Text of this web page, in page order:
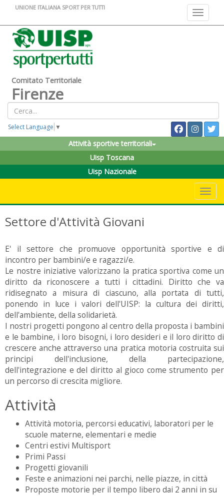
Toggle
UNIONE ITALIANA SPORT PER TUTTI
Comitato Territoriale
Firenze
Select Language ▼
Attività sportive territoriali
Uisp Toscana
Uisp Nazionale
Settore d'Attività Giovani
E' il settore che promuove opportunità sportive e di
incontro per bambini/e e ragazzi/e.
Le nostre iniziative valorizzano la pratica sportiva come un
diritto da riconoscere a tutti i cittadini. Diritto che va
ridisegnato a misura di ciascuno, alla portata di tutti,
ponendo in luce i valori dell'UISP: la cultura dei diritti,
dell'ambiente, della solidarietà.
I nostri progetti pongono al centro della proposta i bambini
e le bambine, i loro bisogni, i loro desideri e il loro diritto di
crescere anche attraverso una pratica motoria costruita sui
principi dell'inclusione, della partecipazione,
dell'integrazione e del diritto al gioco come strumento per
un percorso di crescita migliore.
Attività
Attività motoria, percorsi educativi, laboratori per le
scuole materne, elementari e medie
Centri estivi Multisport
Primi Passi
Progetti giovanili
Feste e animazioni nei parchi, nelle piazze, in città
Proposte motorie per il tempo libero dai 2 anni in su